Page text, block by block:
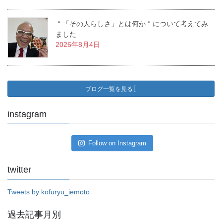
＂「その人らしさ」とは何か＂について考えてみ
ました
2026年8月4日
ブログ一覧を見る
instagram
Follow on Instagram
twitter
Tweets by kofuryu_iemoto
過去記事月別